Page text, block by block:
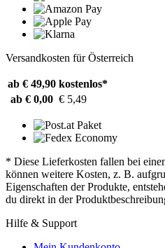
Versandkosten für Österreich
ab € 49,90 kostenlos*
ab € 0,00 € 5,49
* Diese Lieferkosten fallen bei
können weitere Kosten, z. B.
Eigenschaften der Produkte,
du direkt in der
Hilfe & Support